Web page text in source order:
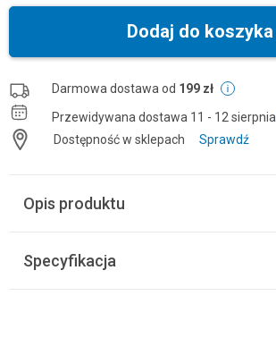
Dodaj do koszyka
Darmowa dostawa od 199 zł
Przewidywana dostawa 11 - 12 sierpnia
Dostępność w sklepach
Sprawdź
Opis produktu
Specyfikacja